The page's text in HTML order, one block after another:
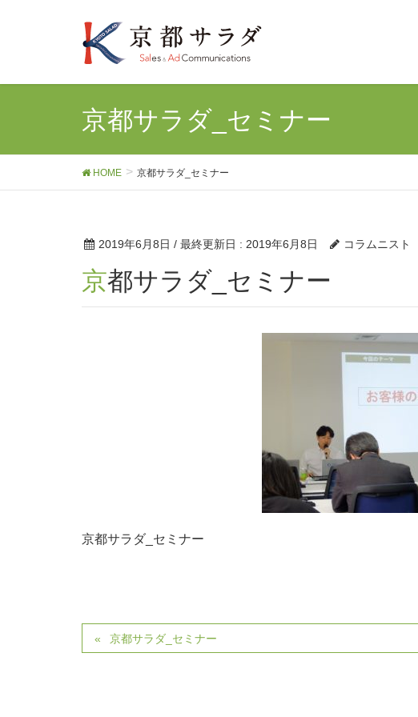
京都サラダ_セミナー
HOME 京都サラダ_セミナー
2019年6月8日 / 最終更新日 : 2019年6月8日 コラムニスト
京都サラダ_セミナー
京都サラダ_セミナー
京都サラダ_セミナー